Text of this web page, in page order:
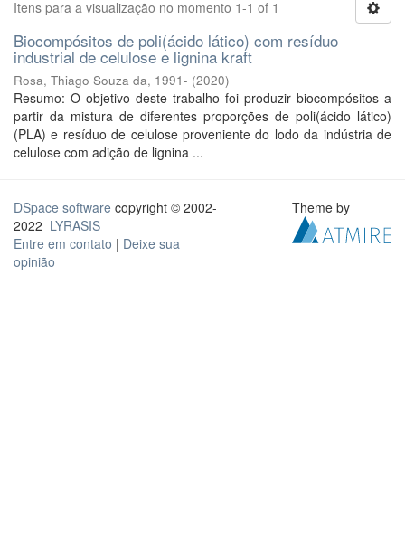
Itens para a visualização no momento 1-1 of 1
Biocompósitos de poli(ácido lático) com resíduo
industrial de celulose e lignina kraft
Rosa, Thiago Souza da, 1991- (2020)
Resumo: O objetivo deste trabalho foi produzir biocompósitos a
partir da mistura de diferentes proporções de poli(ácido lático)
(PLA) e resíduo de celulose proveniente do lodo da indústria de
celulose com adição de lignina ...
DSpace software copyright © 2002-
2022 LYRASIS
Entre em contato | Deixe sua
opinião
Theme by